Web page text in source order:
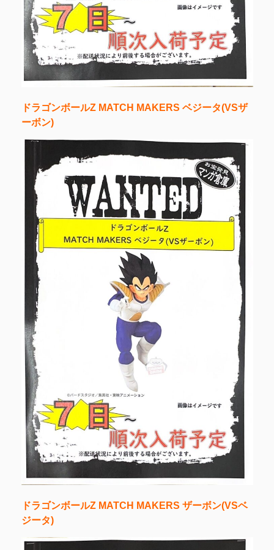
ドラゴンボールZ MATCH MAKERS ベジータ(VSザ
ーボン)
ドラゴンボールZ MATCH MAKERS ザーボン(VSベ
ジータ)